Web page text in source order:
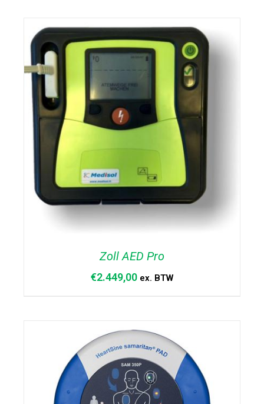
TOEVOEGEN AAN WINKELWAGEN DETAILS
DETAILS
Zoll AED Pro
€2.449,00 ex. BTW